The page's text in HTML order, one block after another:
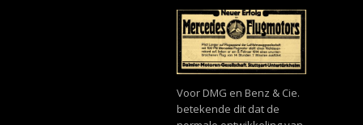
Voor DMG en Benz & Cie.
betekende dit dat de